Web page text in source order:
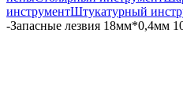
инструментШтукатурный
-Запасные лезвия 18мм*0,4мм